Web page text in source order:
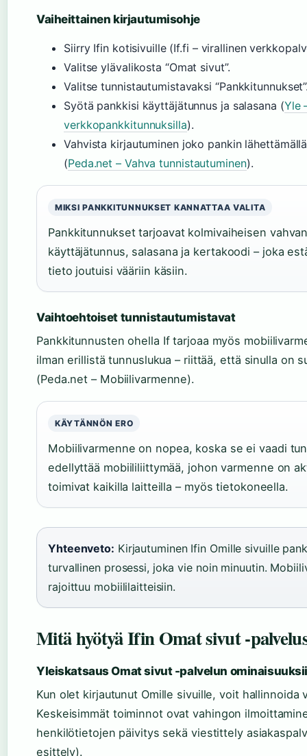
Vaiheittainen kirjautumisohje
Siirry Ifin kotisivuille (If.fi – virallinen
Valitse ylävalikosta “Omat sivut”.
Valitse tunnistautumistavaksi
Syötä pankkisi käyttäjätunnus ja salasana (Yle
verkkopankkitunnuksilla).
Vahvista kirjautuminen joko pankin
(Peda.net – Vahva tunnistautuminen).
MIKSI PANKKITUNNUKSET KANNATTAA VALITA
Pankkitunnukset tarjoavat kolmivaiheisen
käyttäjätunnus, salasana ja kertakoodi – joka
tieto joutuisi vääriin käsiin.
Vaihtoehtoiset tunnistautumistavat
Pankkitunnusten ohella If tarjoaa myös
ilman erillistä tunnuslukua – riittää, että sinulla on
(Peda.net – Mobiilivarmenne).
KÄYTÄNNÖN ERO
Mobiilivarmenne on nopea, koska se ei vaadi
edellyttää mobiililiittymää, johon varmenne on
toimivat kaikilla laitteilla – myös tietokoneella.
Yhteenveto: Kirjautuminen Ifin Omille sivuille
turvallinen prosessi, joka vie noin minuutin.
rajoittuu mobiililaitteisiin.
Mitä hyötyä Ifin Omat sivut -
Yleiskatsaus Omat sivut -palvelun
Kun olet kirjautunut Omille sivuille, voit hallinnoida
Keskeisimmät toiminnot ovat vahingon
henkilötietojen päivitys sekä viestittely
esittely).